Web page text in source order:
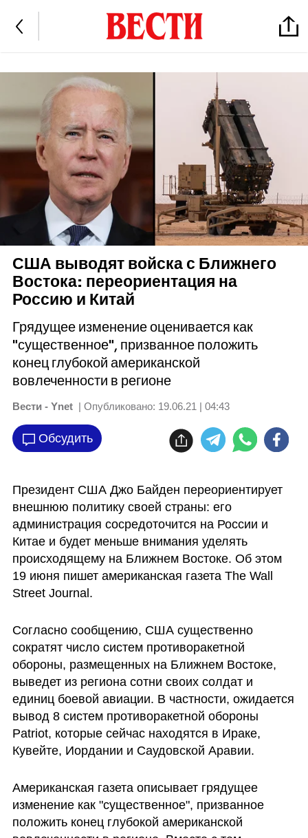
США выводят войска с Ближнего
Востока: переориентация на
Россию и Китай
Грядущее изменение оценивается как
"существенное", призванное положить
конец глубокой американской
вовлеченности в регионе
Вести - Ynet | Опубликовано: 19.06.21 | 04:43
Обсудить
Президент США Джо Байден переориентирует
внешнюю политику своей страны: его
администрация сосредоточится на России и
Китае и будет меньше внимания уделять
происходящему на Ближнем Востоке. Об этом
19 июня пишет американская газета The Wall
Street Journal.
Согласно сообщению, США существенно
сократят число систем противоракетной
обороны, размещенных на Ближнем Востоке,
выведет из региона сотни своих солдат и
единиц боевой авиации. В частности, ожидается
вывод 8 систем противоракетной обороны
Patriot, которые сейчас находятся в Ираке,
Кувейте, Иордании и Саудовской Аравии.
Американская газета описывает грядущее
изменение как "существенное", призванное
положить конец глубокой американской